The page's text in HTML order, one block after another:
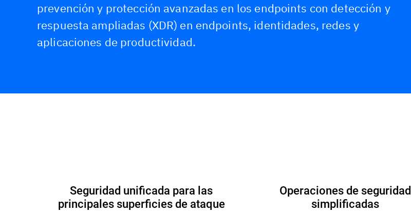
prevención y protección avanzadas en los endpoints con detección y
respuesta ampliadas (XDR) en endpoints, identidades, redes y
aplicaciones de productividad.
Seguridad unificada para las
principales superficies de ataque
Operaciones de seguridad
simplificadas